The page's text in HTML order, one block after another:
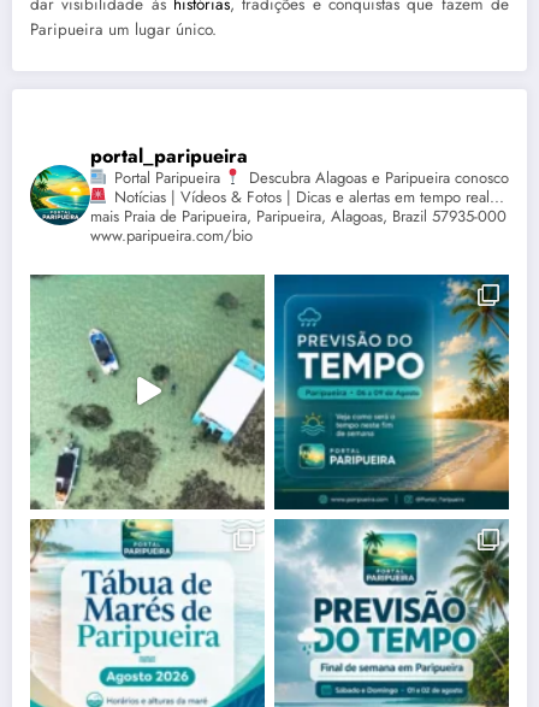
Paripueira um lugar único.
portal_paripueira
Portal Paripueira
Descubra Alagoas e Paripueira conosco
Notícias | Vídeos & Fotos | Dicas e alertas em tempo real...
mais Praia de Paripueira, Paripueira, Alagoas, Brazil 57935-000
www.paripueira.com/bio